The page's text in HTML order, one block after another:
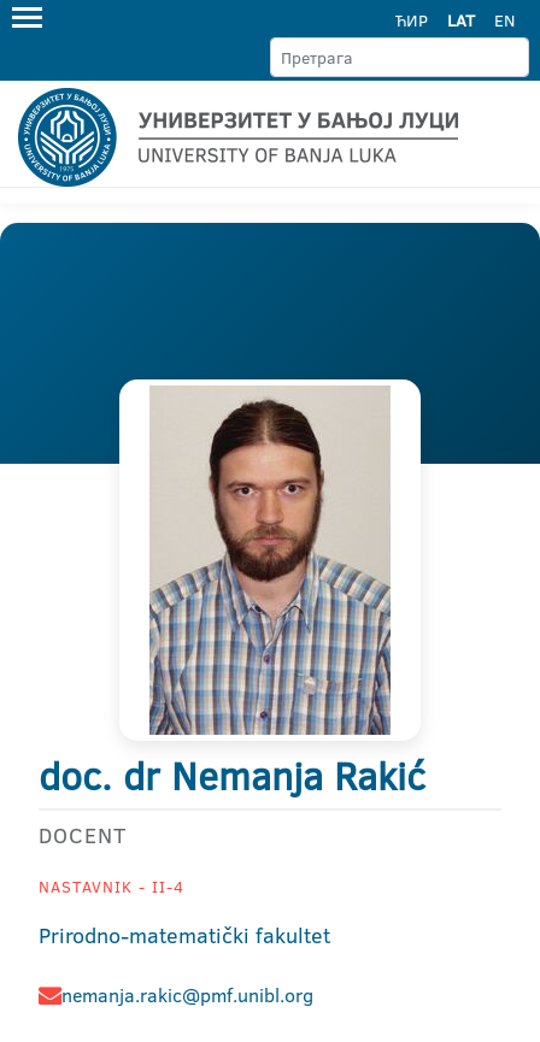
ЋИР LAT EN
doc. dr Nemanja Rakić
DOCENT
NASTAVNIK - II-4
Prirodno-matematički fakultet
nemanja.rakic@pmf.unibl.org